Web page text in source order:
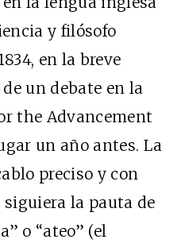
y filósofo
en la breve
un debate en la
the Advancement
un año antes. La
preciso y con
la pauta de
o “ateo” (el